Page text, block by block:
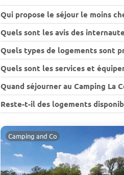
Qui propose le séjour le moins
Quels sont les avis des
Quels types de logements sont
Quels sont les services et
Quand séjourner au Camping La
Reste-t-il des logements
Camping and Co